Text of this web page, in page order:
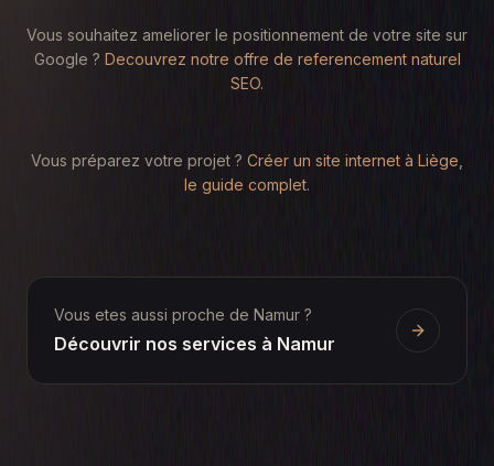
Vous souhaitez ameliorer le positionnement de votre site sur
Google ? Decouvrez notre offre de referencement naturel
SEO.
Vous préparez votre projet ? Créer un site internet à Liège,
le guide complet.
Vous etes aussi proche de Namur ?
Découvrir nos services à Namur